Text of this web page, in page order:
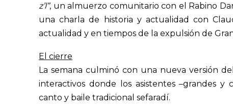
z’l”, un almuerzo comunitario con el Rabino
una charla de historia y actualidad con
actualidad y en tiempos de la expulsión de
El cierre
La semana culminó con una nueva versión
interactivos donde los asistentes –grandes y
canto y baile tradicional sefaradí.